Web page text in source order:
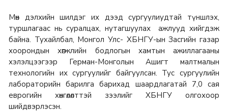
Мөн дэлхийн шилдэг их дээд сургуулиудтай түншлэх,
туршлагаас нь суралцах, нутагшуулах ажлууд хийгдэж
байна. Тухайлбал, Монгол Улс- ХБНГУ-ын Засгийн газар
хоорондын хөгжлийн бодлогын хамтын ажиллагааны
хэлэлцээгээр Герман-Монголын Ашигт малтмалын
технологийн их сургуулийг байгуулсан. Тус сургуулийн
лабораторийн барилга барихад шаардлагатай 7,0 сая
еврогийн хөнгөлөлттэй зээлийг ХБНГУ олгохоор
шийдвэрлэсэн.